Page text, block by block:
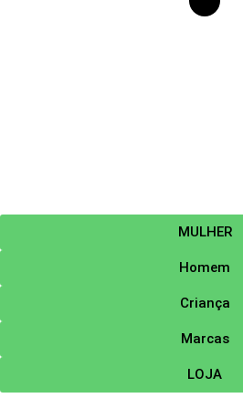
MULHER
Homem
Criança
Marcas
LOJA